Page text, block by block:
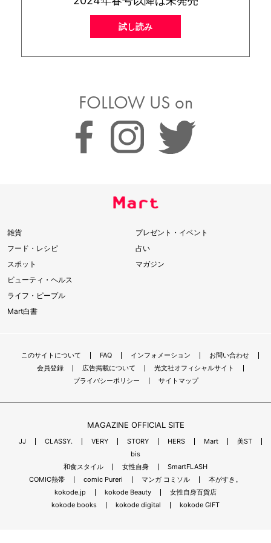
試し読み
FOLLOW US on
雑貨
フード・レシピ
スポット
ビューティ・ヘルス
ライフ・ピープル
Mart白書
プレゼント・イベント
占い
マガジン
このサイトについて FAQ インフォメーション
お問い合わせ
会員登録
広告掲載について
光文社オフィシャルサイト
プライバシーポリシー
サイトマップ
MAGAZINE OFFICIAL SITE
JJ CLASSY. VERY STORY HERS Mart
美ST
bis
和食スタイル
女性自身
SmartFLASH
COMIC熱帯
comic Pureri マンガ コミソル
本がすき。
kokode.jp
kokode Beauty
女性自身百貨店
kokode books
kokode digital kokode GIFT